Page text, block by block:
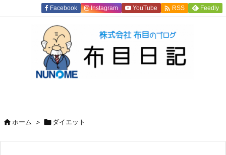
Facebook Instagram YouTube  RSS Feedly
ホーム > ダイエット